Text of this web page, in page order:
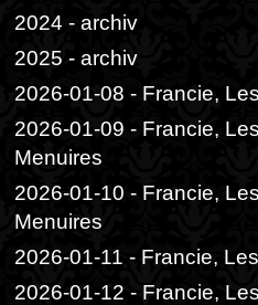
2024 - archiv
2025 - archiv
2026-01-08 - Francie,
2026-01-09 - Francie,
Menuires
2026-01-10 - Francie,
Menuires
2026-01-11 - Francie,
2026-01-12 - Francie,